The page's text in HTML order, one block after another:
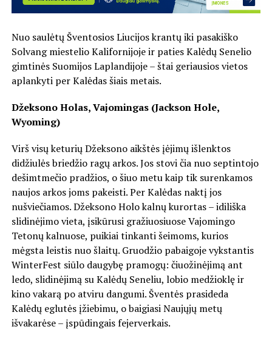
Nuo saulėtų Šventosios Liucijos krantų iki pasakiško
Solvang miestelio Kalifornijoje ir paties Kalėdų Senelio
gimtinės Suomijos Laplandijoje – štai geriausios vietos
aplankyti per Kalėdas šiais metais.
Džeksono Holas, Vajomingas (Jackson Hole,
Wyoming)
Virš visų keturių Džeksono aikštės įėjimų išlenktos
didžiulės briedžio ragų arkos. Jos stovi čia nuo septintojo
dešimtmečio pradžios, o šiuo metu kaip tik surenkamos
naujos arkos joms pakeisti. Per Kalėdas naktį jos
nušviečiamos. Džeksono Holo kalnų kurortas – idiliška
slidinėjimo vieta, įsikūrusi gražiuosiuose Vajomingo
Tetonų kalnuose, puikiai tinkanti šeimoms, kurios
mėgsta leistis nuo šlaitų. Gruodžio pabaigoje vykstantis
WinterFest siūlo daugybę pramogų: čiuožinėjimą ant
ledo, slidinėjimą su Kalėdų Seneliu, lobio medžioklę ir
kino vakarą po atviru dangumi. Šventės prasideda
Kalėdų eglutės įžiebimu, o baigiasi Naujųjų metų
išvakarėse – įspūdingais fejerverkais.